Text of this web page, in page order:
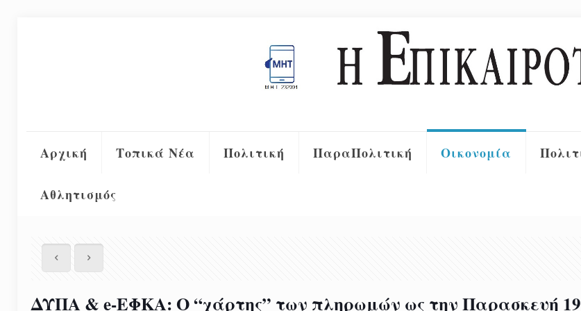
Αρχική Τοπικά Νέα Πολιτική ΠαραΠολιτική Οικονομία
Αθλητισμός
ΔΥΠΑ & e-ΕΦΚΑ: Ο “χάρτης” των πληρωμών ως την Παρασκευή 19